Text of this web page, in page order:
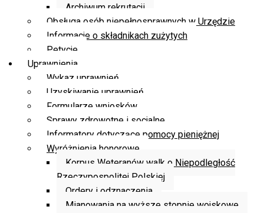
Archiwum rekrutacji
Obsługa osób niepełnosprawnych w Urzędzie
Informacje o składnikach zużytych
Petycje
Uprawnienia
Wykaz uprawnień
Uzyskiwanie uprawnień
Formularze wniosków
Sprawy zdrowotne i socjalne
Informatory dotyczące pomocy pieniężnej
Wyróżnienia honorowe
Korpus Weteranów walk o Niepodległość
Rzeczypospolitej Polskiej
Ordery i odznaczenia
Mianowania na wyższe stopnie wojskowe